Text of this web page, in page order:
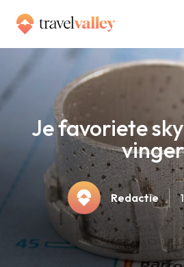
Je favoriete
vinger
Redactie